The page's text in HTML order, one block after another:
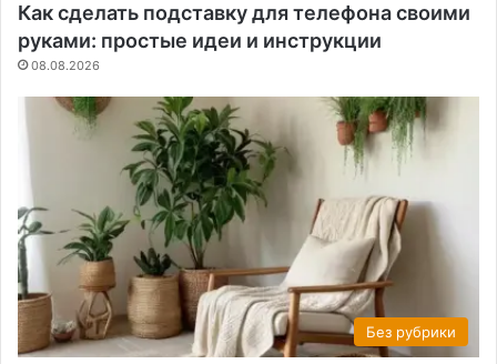
Как сделать подставку для телефона своими
руками: простые идеи и инструкции
08.08.2026
Без рубрики